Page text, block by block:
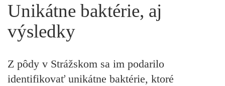
Unikátne baktérie, aj
výsledky
Z pôdy v Strážskom sa im podarilo
identifikovať unikátne baktérie, ktoré